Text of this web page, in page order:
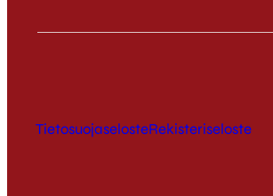
TietosuojaselosteRekisteriseloste